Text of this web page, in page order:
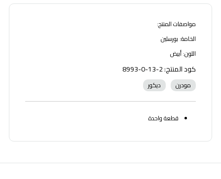
مواصفات المنتج:
الخامة: بورسلين
اللون: أبيض
كود المنتج: 2-13-0-8993
مودرن ديكور
قطعة واحدة